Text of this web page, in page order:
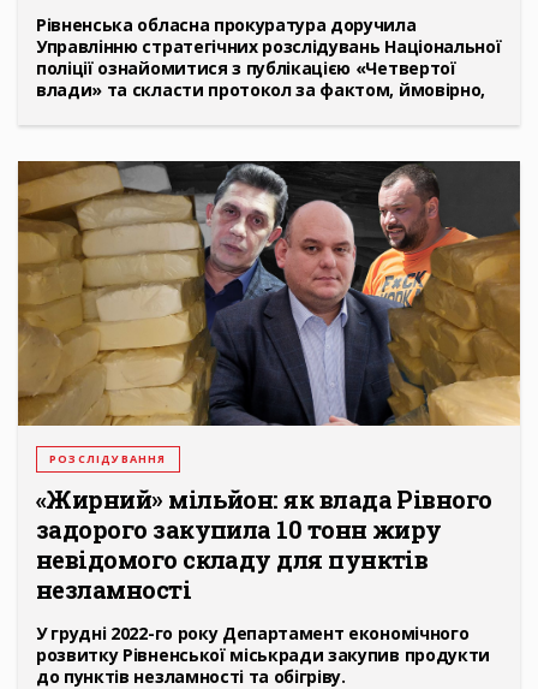
Рівненська обласна прокуратура доручила
Управлінню стратегічних розслідувань Національної
поліції ознайомитися з публікацією «Четвертої
влади» та скласти протокол за фактом, ймовірно,
РОЗСЛІДУВАННЯ
«Жирний» мільйон: як влада Рівного
задорого закупила 10 тонн жиру
невідомого складу для пунктів
незламності
У грудні 2022-го року Департамент економічного
розвитку Рівненської міськради закупив продукти
до пунктів незламності та обігріву.